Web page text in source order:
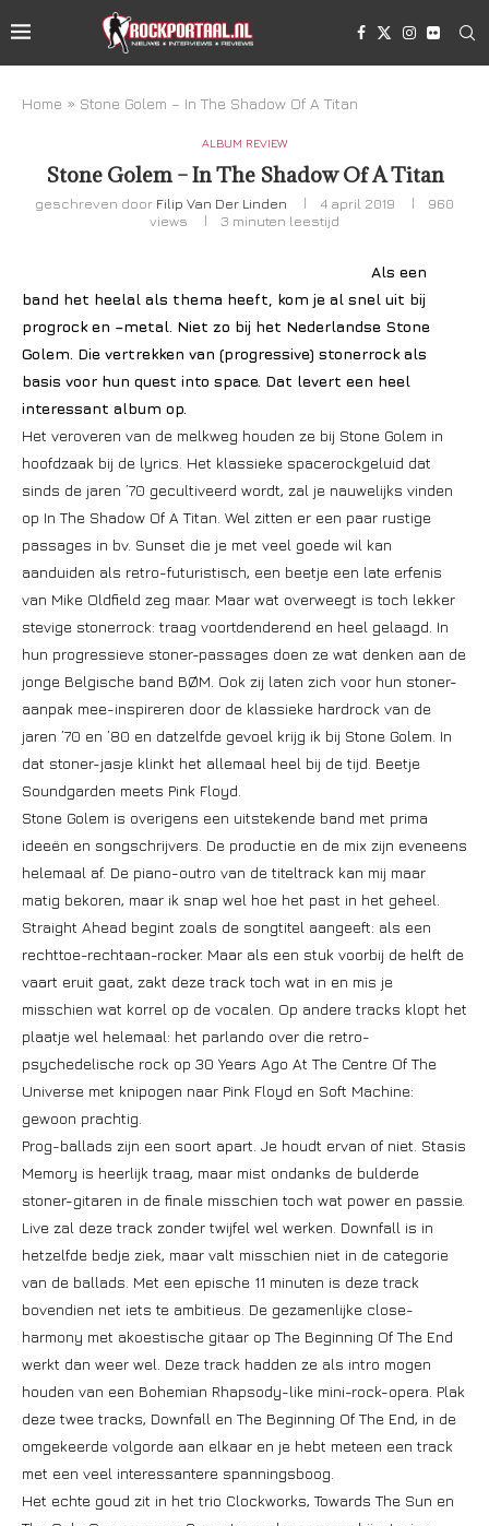
Home » Stone Golem – In The Shadow Of A Titan
ALBUM REVIEW
Stone Golem – In The Shadow Of A Titan
geschreven door Filip Van Der Linden 4 april 2019
960
views
3 minuten leestijd
Als een
band het heelal als thema heeft, kom je al snel uit bij
progrock en –metal. Niet zo bij het Nederlandse Stone
Golem. Die vertrekken van (progressive) stonerrock als
basis voor hun quest into space. Dat levert een heel
interessant album op.
Het veroveren van de melkweg houden ze bij Stone Golem in
hoofdzaak bij de lyrics. Het klassieke spacerockgeluid dat
sinds de jaren ’70 gecultiveerd wordt, zal je nauwelijks vinden
op In The Shadow Of A Titan. Wel zitten er een paar rustige
passages in bv. Sunset die je met veel goede wil kan
aanduiden als retro-futuristisch, een beetje een late erfenis
van Mike Oldfield zeg maar. Maar wat overweegt is toch lekker
stevige stonerrock: traag voortdenderend en heel gelaagd. In
hun progressieve stoner-passages doen ze wat denken aan de
jonge Belgische band BØM. Ook zij laten zich voor hun stoner-
aanpak mee-inspireren door de klassieke hardrock van de
jaren ’70 en ’80 en datzelfde gevoel krijg ik bij Stone Golem. In
dat stoner-jasje klinkt het allemaal heel bij de tijd. Beetje
Soundgarden meets Pink Floyd.
Stone Golem is overigens een uitstekende band met prima
ideeën en songschrijvers. De productie en de mix zijn eveneens
helemaal af. De piano-outro van de titeltrack kan mij maar
matig bekoren, maar ik snap wel hoe het past in het geheel.
Straight Ahead begint zoals de songtitel aangeeft: als een
rechttoe-rechtaan-rocker. Maar als een stuk voorbij de helft de
vaart eruit gaat, zakt deze track toch wat in en mis je
misschien wat korrel op de vocalen. Op andere tracks klopt het
plaatje wel helemaal: het parlando over die retro-
psychedelische rock op 30 Years Ago At The Centre Of The
Universe met knipogen naar Pink Floyd en Soft Machine:
gewoon prachtig.
Prog-ballads zijn een soort apart. Je houdt ervan of niet. Stasis
Memory is heerlijk traag, maar mist ondanks de bulderde
stoner-gitaren in de finale misschien toch wat power en passie.
Live zal deze track zonder twijfel wel werken. Downfall is in
hetzelfde bedje ziek, maar valt misschien niet in de categorie
van de ballads. Met een epische 11 minuten is deze track
bovendien net iets te ambitieus. De gezamenlijke close-
harmony met akoestische gitaar op The Beginning Of The End
werkt dan weer wel. Deze track hadden ze als intro mogen
houden van een Bohemian Rhapsody-like mini-rock-opera. Plak
deze twee tracks, Downfall en The Beginning Of The End, in de
omgekeerde volgorde aan elkaar en je hebt meteen een track
met een veel interessantere spanningsboog.
Het echte goud zit in het trio Clockworks, Towards The Sun en